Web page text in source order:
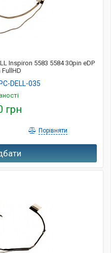
Inspiron 5583 5584 30pin eDP
FullHD
DELL-035
грн
Порівняти